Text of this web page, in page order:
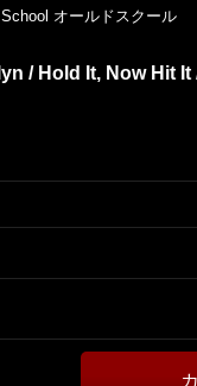
オールドスクール
/ Hold It, Now Hit